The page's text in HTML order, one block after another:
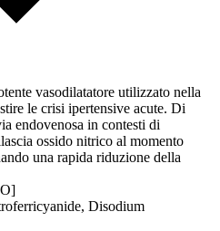
vasodilatatore utilizzato nella
le crisi ipertensive acute. Di
endovenosa in contesti di
ossido nitrico al momento
una rapida riduzione della
Disodium